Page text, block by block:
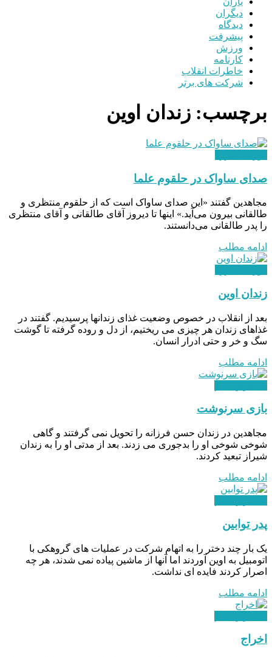
دیگران
دیدگاه
پیشرفت
ورزش
کارنامه
خاطرات انقلاب
شرکت های برتر
برچسب: زندان اوین
صدای ساواک در حلقوم علما
مجاهدین گفتند «این صدای ساواک است که از حلقوم منتظری و
طالقانی بیرون می‌آید.» اینها تا دیروز آقای طالقانی و آقای منتظری
را پدر طالقانی می‌دانستند.
ادامه مطلب
زندان اوین
بعد از انقلاب در خصوص وضعیت غذای زندانها پرسیدیم. گفتند در
غذاهای زندان هر چیزی می ریختیم، از دل و روده گرفته تا گوشت
سگ و خر و حتی ادرار انسان.
ادامه مطلب
بازی سرنوشت
مجاهدین در زندان حسن فرزانه را تحویل نمی گرفتند و گاهی
شوخی شوخی او را بدجوری می زدند. بعد از مدتی او را به زندان
شیراز تبعید کردند.
ادامه مطلب
پدر توابین
یک‌ بار چند دختر را به اتهام شرکت در عملیات‌ های گروهکی با
اتومبیل به اوین آوردند اما آنها از ماشین پیاده نمی‌ شدند، هر چه
اصرار کردند فایده‌ ای نداشت.
ادامه مطلب
اخراج